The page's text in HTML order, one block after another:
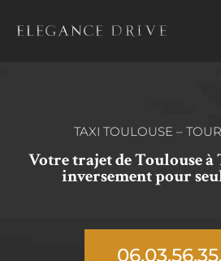
TAXI TOULOUSE –
Votre trajet de Toulouse
inversement pour